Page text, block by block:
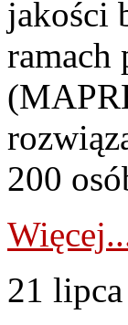
jakości
ramach
200
21